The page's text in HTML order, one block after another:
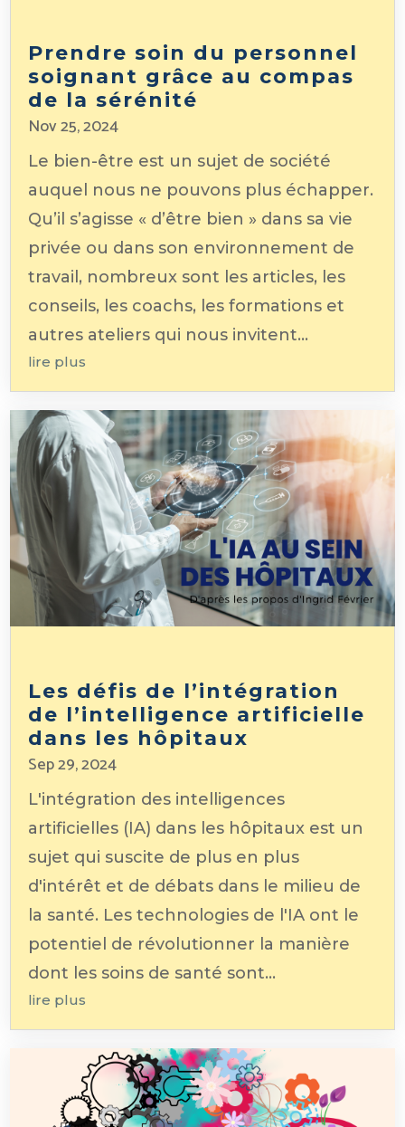
Prendre soin du personnel
soignant grâce au compas
de la sérénité
Nov 25, 2024
Le bien-être est un sujet de société
auquel nous ne pouvons plus échapper.
Qu’il s’agisse « d’être bien » dans sa vie
privée ou dans son environnement de
travail, nombreux sont les articles, les
conseils, les coachs, les formations et
autres ateliers qui nous invitent...
lire plus
Les défis de l’intégration
de l’intelligence artificielle
dans les hôpitaux
Sep 29, 2024
L'intégration des intelligences
artificielles (IA) dans les hôpitaux est un
sujet qui suscite de plus en plus
d'intérêt et de débats dans le milieu de
la santé. Les technologies de l'IA ont le
potentiel de révolutionner la manière
dont les soins de santé sont...
lire plus